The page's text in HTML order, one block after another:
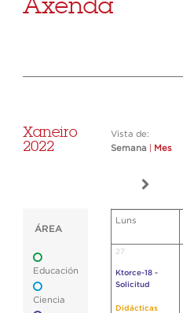
Xaneiro
2022
Vista de:
Semana
Mes
ÁREA
Educación
Ciencia
Luns
27
Ktorce-18 -
Solicitud
Didácticas